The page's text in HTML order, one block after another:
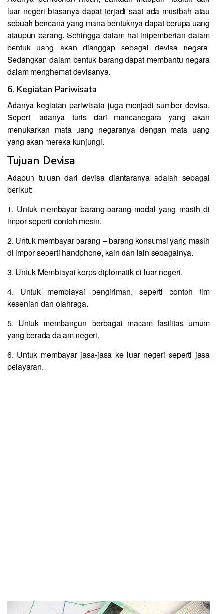
luar negeri biasanya dapat terjadi saat ada musibah atau
sebuah bencana yang mana bentuknya dapat berupa uang
ataupun barang. Sehingga dalam hal inipemberian dalam
bentuk uang akan dianggap sebagai devisa negara.
Sedangkan dalam bentuk barang dapat membantu negara
dalam menghemat devisanya.
6. Kegiatan Pariwisata
Adanya kegiatan pariwisata juga menjadi sumber devisa.
Seperti adanya turis dari mancanegara yang akan
menukarkan mata uang negaranya dengan mata uang
yang akan mereka kunjungi.
Tujuan Devisa
Adapun tujuan dari devisa diantaranya adalah sebagai
berikut:
1. Untuk membayar barang-barang modal yang masih di
impor seperti contoh mesin.
2. Untuk membayar barang – barang konsumsi yang masih
di impor seperti handphone, kain dan lain sebagainya.
3. Untuk Membiayai korps diplomatik di luar negeri.
4. Untuk membiayai pengiriman, seperti contoh tim
kesenian dan olahraga.
5. Untuk membangun berbagai macam fasilitas umum
yang berada dalam negeri.
6. Untuk membayar jasa-jasa ke luar negeri seperti jasa
pelayaran.